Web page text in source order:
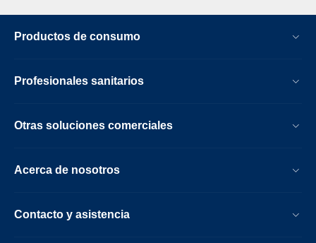
Productos de consumo
Profesionales sanitarios
Otras soluciones comerciales
Acerca de nosotros
Contacto y asistencia